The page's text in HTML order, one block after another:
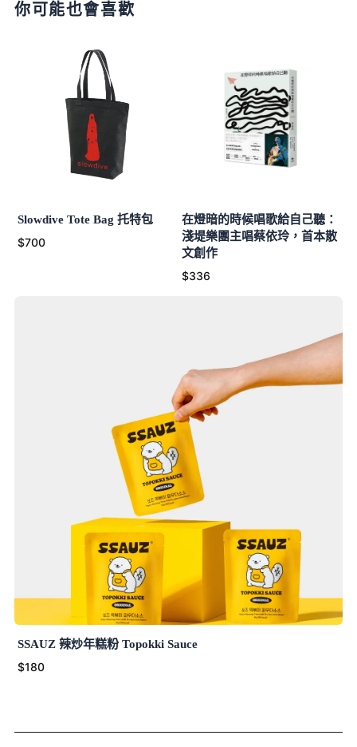
你可能也會喜歡
Slowdive Tote Bag 托特包
$700
在燈暗的時候唱歌給自己聽：
淺堤樂團主唱蔡依玲，首本散
文創作
$336
SSAUZ 辣炒年糕粉 Topokki Sauce
$180